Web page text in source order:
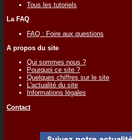
Tous les tutoriels
La FAQ
FAQ : Foire aux questions
A propos du site
Qui sommes nous ?
Pourquoi ce site ?
Quelques chiffres sur le site
L'actualité du site
Informations légales
Contact